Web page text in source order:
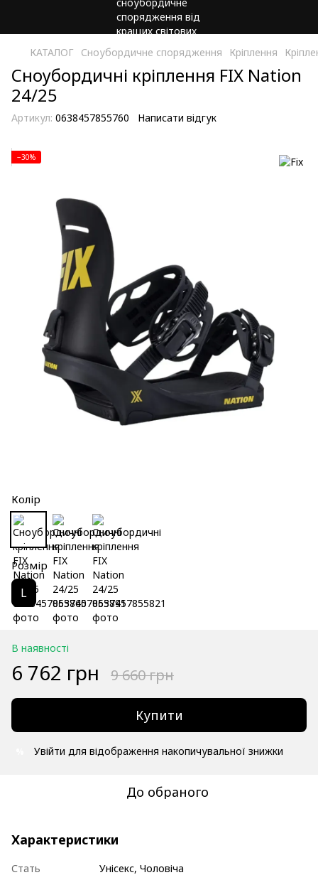
КАТАЛОГ Сноубордичне спорядження Кріплення
Сноубордичні кріплення FIX Nation
24/25
Артикул: 0638457855760 Написати відгук
−30%
Колір
Розмір
L
В наявності
6 762 грн 9 660 грн
Купити
Увійти для відображення накопичувальної знижки
До обраного
Характеристики
Стать
Унісекс, Чоловіча